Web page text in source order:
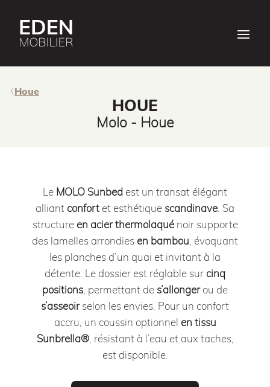
Houe
HOUE
Molo - Houe
Le MOLO Sunbed est un transat élégant
alliant confort et esthétique scandinave Sa
structure en acier thermolaquénoir supporte
des lamelles arrondies en bambou , évoquant
les planches d’un quai et invitant à la
détente. Le dossier est réglable sur cinq
positions , permettant de s’allongerou de
s’asseoirselon les envies. Pour un confort
accru, un coussin optionnel en tissu
Sunbrella®, résistant à l’eau et aux taches,
est disponible.